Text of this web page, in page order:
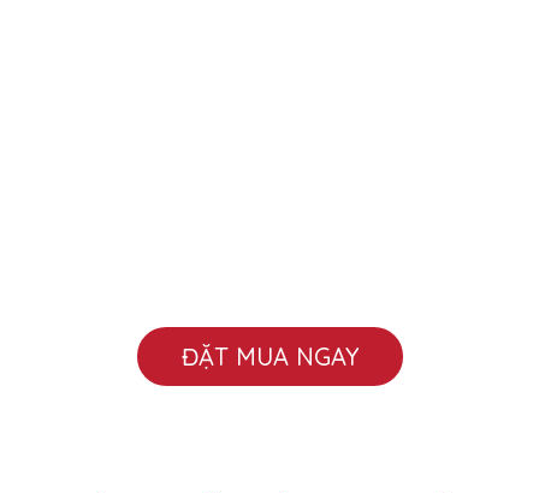
ĐẶT MUA NGAY